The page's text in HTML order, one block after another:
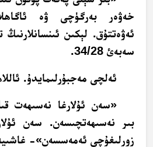
خەۋەر بەرگۈچى ۋە
ئەۋەتتۇق. لېكىن
سەبەئ 34/28.
ئەلچى مەجبۇرلىمايدۇ.
«سەن ئۇلارغا نەسىھەت
بىر نەسىھەتچىسەن. سەن
زورلىغۇچى ئەمەسسەن»- غاشىيە 88/21-